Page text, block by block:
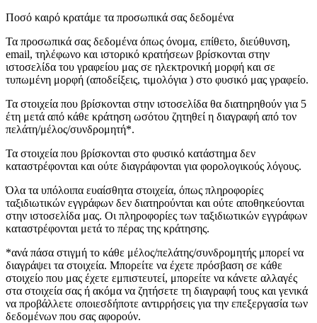
Ποσό καιρό κρατάμε τα προσωπικά σας δεδομένα
Τα προσωπικά σας δεδομένα όπως όνομα, επίθετο, διεύθυνση,
email, τηλέφωνο και ιστορικό κρατήσεων βρίσκονται στην
ιστοσελίδα του γραφείου μας σε ηλεκτρονική μορφή και σε
τυπωμένη μορφή (αποδείξεις, τιμολόγια ) στο φυσικό μας γραφείο.
Τα στοιχεία που βρίσκονται στην ιστοσελίδα θα διατηρηθούν για 5
έτη μετά από κάθε κράτηση ωσότου ζητηθεί η διαγραφή από τον
πελάτη/μέλος/συνδρομητή*.
Τα στοιχεία που βρίσκονται στο φυσικό κατάστημα δεν
καταστρέφονται και ούτε διαγράφονται για φορολογικούς λόγους.
Όλα τα υπόλοιπα ευαίσθητα στοιχεία, όπως πληροφορίες
ταξιδιωτικών εγγράφων δεν διατηρούνται και ούτε αποθηκεύονται
στην ιστοσελίδα μας. Οι πληροφορίες των ταξιδιωτικών εγγράφων
καταστρέφονται μετά το πέρας της κράτησης.
*ανά πάσα στιγμή το κάθε μέλος/πελάτης/συνδρομητής μπορεί να
διαγράψει τα στοιχεία. Μπορείτε να έχετε πρόσβαση σε κάθε
στοιχείο που μας έχετε εμπιστευτεί, μπορείτε να κάνετε αλλαγές
στα στοιχεία σας ή ακόμα να ζητήσετε τη διαγραφή τους και γενικά
να προβάλλετε οποιεσδήποτε αντιρρήσεις για την επεξεργασία των
δεδομένων που σας αφορούν.